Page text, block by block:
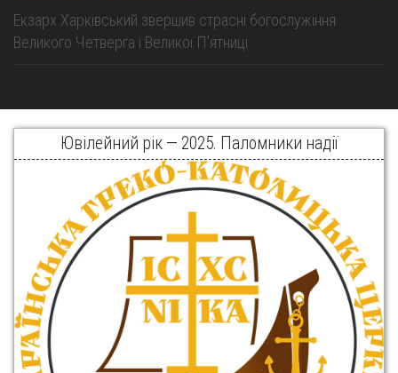
Екзарх Харківський звершив страсні богослужіння
Великого Четверга і Великої Пʼятниці
Ювілейний рік — 2025. Паломники надії